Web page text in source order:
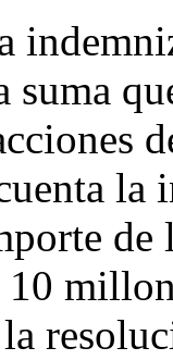
suma
la
de
10
la